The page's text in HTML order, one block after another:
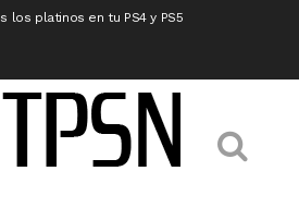
los platinos en tu PS4 y PS5